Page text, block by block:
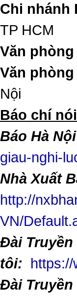
Chi nhánh
TP HCM
Văn phòng
Văn phòng
Nội
​Báo chí
Báo Hà
giau-nghi-
Nhà Xuất
http://
VN/
Đài
tôi:
Đài Truyền